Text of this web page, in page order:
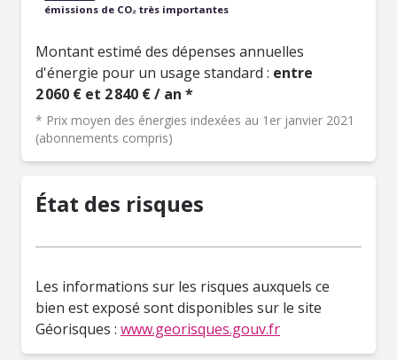
émissions de CO₂ très importantes
Montant estimé des dépenses annuelles
d'énergie pour un usage standard : entre
2 060 € et 2 840 € / an *
* Prix moyen des énergies indexées au 1er janvier 2021
(abonnements compris)
État des risques
Les informations sur les risques auxquels ce
bien est exposé sont disponibles sur le site
Géorisques : www.georisques.gouv.fr